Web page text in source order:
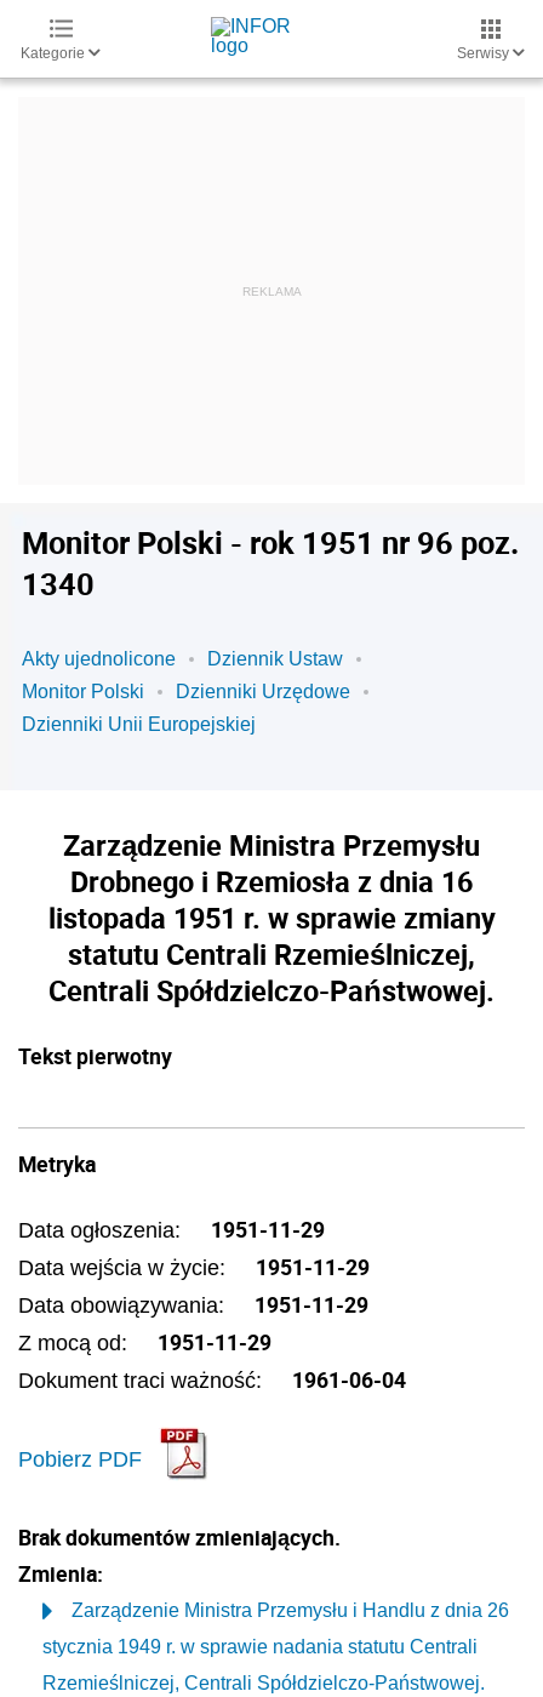
Kategorie Serwisy
Monitor Polski - rok 1951 nr 96 poz.
1340
Akty ujednolicone
Dziennik Ustaw
Monitor Polski
Dzienniki Urzędowe
Dzienniki Unii Europejskiej
Zarządzenie Ministra Przemysłu
Drobnego i Rzemiosła z dnia 16
listopada 1951 r. w sprawie zmiany
statutu Centrali Rzemieślniczej,
Centrali Spółdzielczo-Państwowej.
Tekst pierwotny
Metryka
Data ogłoszenia: 1951-11-29
Data wejścia w życie: 1951-11-29
Data obowiązywania: 1951-11-29
Z mocą od: 1951-11-29
Dokument traci ważność: 1961-06-04
Pobierz PDF
Brak dokumentów zmieniających.
Zmienia:
Zarządzenie Ministra Przemysłu i Handlu z dnia 26
stycznia 1949 r. w sprawie nadania statutu Centrali
Rzemieślniczej, Centrali Spółdzielczo-Państwowej.